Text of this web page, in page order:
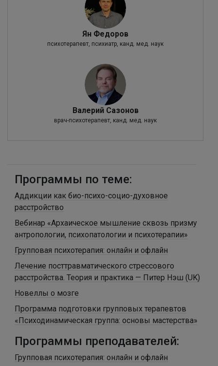
Ян Федоров
психотерапевт, психиатр, канд. мед. наук
Валерий Сазонов
врач-психотерапевт, канд. мед. наук
Программы по теме:
Аддикции как био-психо-социо-духовное
расстройство
Вебинар «Архаическое мышление сквозь призму
антропологии, психопатологии и психотерапии»
Групповая психотерапия: онлайн и офлайн
Лечение посттравматического стрессового
расстройства. Теория и практика — Питер Нэш (UK)
Новеллы о мозге
Программа подготовки групповых терапевтов
«Психодинамическая группа: основы мастерства»
Программы преподавателей:
Групповая психотерапия: онлайн и офлайн